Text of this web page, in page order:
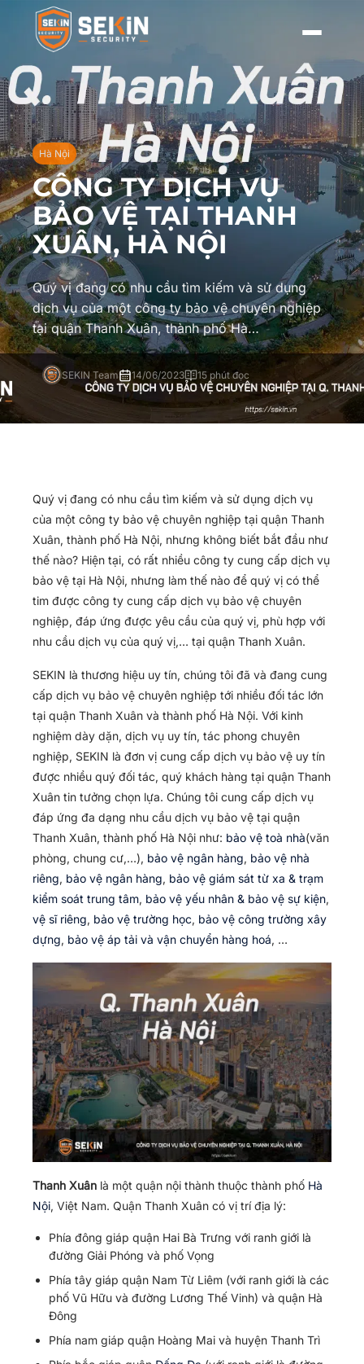
Hà Nội
CÔNG TY DỊCH VỤ
BẢO VỆ TẠI THANH
XUÂN, HÀ NỘI
Quý vị đang có nhu cầu tìm kiếm và sử dụng
dịch vụ của một công ty bảo vệ chuyên nghiệp
tại quận Thanh Xuân, thành phố Hà…
SEKIN Team 14/06/2023 15 phút đọc
Quý vị đang có nhu cầu tìm kiếm và sử dụng dịch vụ
của một công ty bảo vệ chuyên nghiệp tại quận Thanh
Xuân, thành phố Hà Nội, nhưng không biết bắt đầu như
thế nào? Hiện tại, có rất nhiều công ty cung cấp dịch vụ
bảo vệ tại Hà Nội, nhưng làm thế nào để quý vị có thể
tim được công ty cung cấp dịch vụ bảo vệ chuyên
nghiệp, đáp ứng được yêu cầu của quý vị, phù hợp với
nhu cầu dịch vụ của quý vị,… tại quận Thanh Xuân.
SEKIN là thương hiệu uy tín, chúng tôi đã và đang cung
cấp dịch vụ bảo vệ chuyên nghiệp tới nhiều đối tác lớn
tại quận Thanh Xuân và thành phố Hà Nội. Với kinh
nghiệm dày dặn, dịch vụ uy tín, tác phong chuyên
nghiệp, SEKIN là đơn vị cung cấp dịch vụ bảo vệ uy tín
được nhiều quý đối tác, quý khách hàng tại quận Thanh
Xuân tin tưởng chọn lựa. Chúng tôi cung cấp dịch vụ
đáp ứng đa dạng nhu cầu dịch vụ bảo vệ tại quận
Thanh Xuân, thành phố Hà Nội như: bảo vệ toà nhà(văn
phòng, chung cư,…), bảo vệ ngân hàng, bảo vệ nhà
riêng, bảo vệ ngân hàng, bảo vệ giám sát từ xa & trạm
kiểm soát trung tâm, bảo vệ yếu nhân & bảo vệ sự kiện,
vệ sĩ riêng, bảo vệ trường học, bảo vệ công trường xây
dựng, bảo vệ áp tải và vận chuyển hàng hoá, …
Thanh Xuân là một quận nội thành thuộc thành phố Hà
Nội, Việt Nam. Quận Thanh Xuân có vị trí địa lý:
Phía đông giáp quận Hai Bà Trưng với ranh giới là
đường Giải Phóng và phố Vọng
Phía tây giáp quận Nam Từ Liêm (với ranh giới là các
phố Vũ Hữu và đường Lương Thế Vinh) và quận Hà
Đông
Phía nam giáp quận Hoàng Mai và huyện Thanh Trì